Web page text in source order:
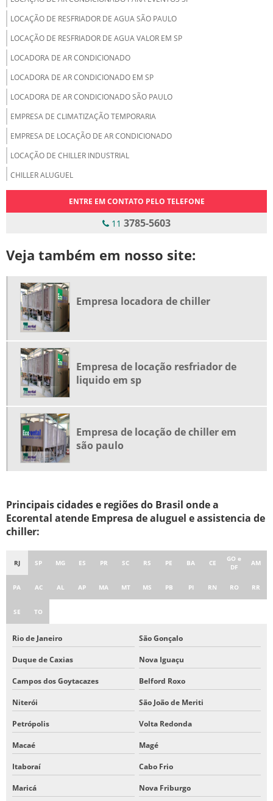
LOCAÇÃO DE RESFRIADOR DE AGUA SÃO PAULO
LOCAÇÃO DE RESFRIADOR DE AGUA VALOR EM SP
LOCADORA DE AR CONDICIONADO
LOCADORA DE AR CONDICIONADO EM SP
LOCADORA DE AR CONDICIONADO SÃO PAULO
EMPRESA DE CLIMATIZAÇÃO TEMPORARIA
EMPRESA DE LOCAÇÃO DE AR CONDICIONADO
LOCAÇÃO DE CHILLER INDUSTRIAL
CHILLER ALUGUEL
ALUGAR CHILLER
ALUGUEL DE CHILLER INDUSTRIAL
EMPRESA LOCADORA DE CHILLER
LOCADORA DE CHILLER EM SÃO PAULO
LOCADORA DE CHILLER SP
PREÇO DE LOCAÇÃO DE CHILLER
PREÇO DE LOCAÇÃO DE CHILLER INDUSTRIAL
SERVIÇO DE LOCAÇÃO DE CHILLER
VALOR ALUGUEL DE CHILLER INDUSTRIAL
EMPRESA DE LOCAÇÃO DE CHILLER
EMPRESA DE SERVIÇO LOCAÇÃO CHILLER
EMPRESA LOCADORA DE CHILLER EM SÃO PAULO
EMPRESA DE ALUGUEL E ASSISTENCIA DE CHILLER
EMPRESA DE LOCAÇÃO RESFRIADOR DE LIQUIDO
ALUGUEL DE RESFRIADOR DE LIQUIDO
ENTRE EM CONTATO PELO TELEFONE
11 3785-5603
Veja também em nosso site:
Empresa locadora de chiller
Empresa de locação resfriador de
liquido em sp
Empresa de locação de chiller em
são paulo
Principais cidades e regiões do Brasil onde a
Ecorental atende Empresa de aluguel e assistencia de
chiller:
RJ SP MG ES PR SC RS PE BA CE
GO e
DF
AM
PA AC AL AP MA MT MS PB PI RN RO RR
SE TO
Rio de Janeiro São Gonçalo
Duque de Caxias Nova Iguaçu
Campos dos Goytacazes Belford Roxo
Niterói São João de Meriti
Petrópolis Volta Redonda
Macaé Magé
Itaboraí Cabo Frio
Maricá Nova Friburgo